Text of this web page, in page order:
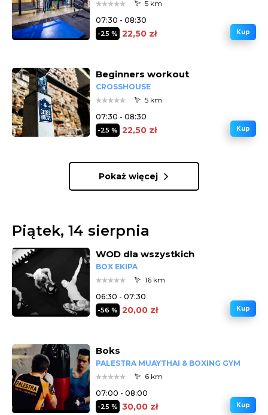
5 km
07:30 - 08:30
-25 % 22,50 zł Kup
Beginners workout
CROSSHOUSE
5 km
07:30 - 08:30
-25 % 22,50 zł Kup
Pokaż więcej
Piątek, 14 sierpnia
WOD dla wszystkich
BOX EKIPA
16 km
06:30 - 07:30
-56 % 20,00 zł Kup
Boks
PALESTRA MUAYTHAI & BOXING GYM
6 km
07:00 - 08:00
-25 % 30,00 zł Kup